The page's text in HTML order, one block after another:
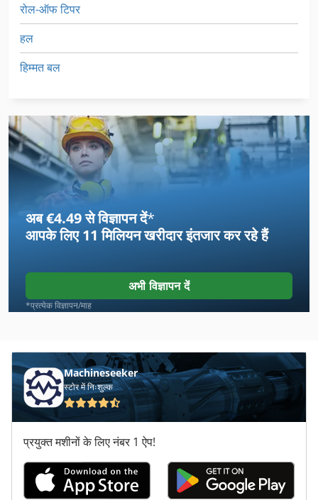
रोल-ऑफ टिपर
हल
हिम्मत बल
अब €4.49 से विज्ञापन दें*
आपके लिए11 मिलियन खरीदारइंतजार कर रहे हैं
अभी विज्ञापन दें
*प्रत्येक विज्ञापन/माह
Machineseeker
स्टोर में निःशुल्क
प्रयुक्त मशीनों के लिए नंबर 1 ऐप!